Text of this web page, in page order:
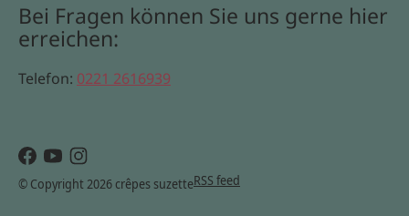
Bei Fragen können Sie uns gerne hier
erreichen:
Telefon: 0221 2616939
© Copyright 2026 crêpes suzetteRSS feed